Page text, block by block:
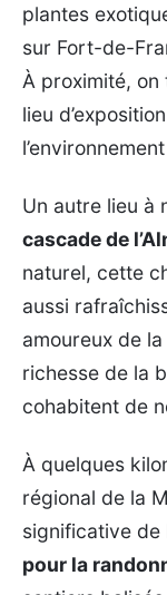
plantes
sur Fort-de-
À proximité, on
lieu
Un autre lieu à
cascade de
naturel, cette
aussi
amoureux de
richesse de la
cohabitent de
À quelques
régional de la
significative de
pour la